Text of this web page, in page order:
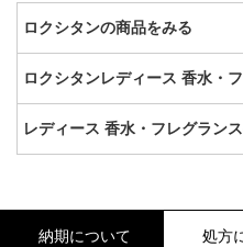
ロクシタンの商品をみる
ロクシタンレディース 香水・
レディース 香水・フレグラン
納期について 処方